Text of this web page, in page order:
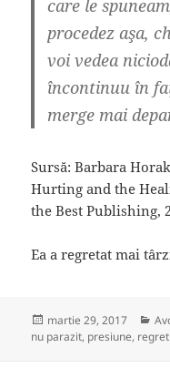
care le
procedez aşa,
voi vedea
încontinuu în
merge mai
Sursă: Barbara
Hurting and the
the Best Publishing,
Ea a regretat mai
Publicat
pe
martie 29, 2017
nu parazit, presiune, regret